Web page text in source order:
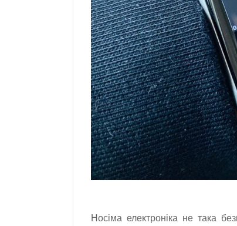
Носіма електроніка не така